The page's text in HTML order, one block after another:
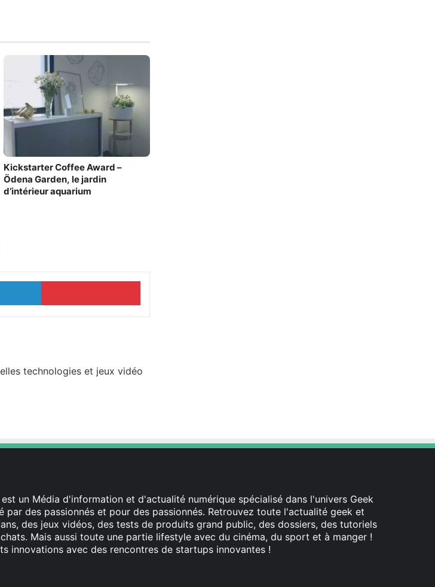
Kickstarter Coffee Award –
Ödena Garden, le jardin
d’intérieur aquarium
Linkedin Pinterest
technologies et jeux vidéo
un Média d'information et d'actualité numérique spécialisé dans l'univers Geek
par des passionnés et pour des passionnés. Retrouvez toute l'actualité geek et
des jeux vidéos, des tests de produits grand public, des dossiers, des tutoriels
Mais aussi toute une partie lifestyle avec du cinéma, du sport et à manger !
innovations avec des rencontres de startups innovantes !